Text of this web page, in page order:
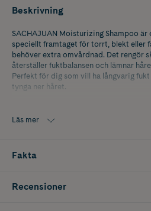
Beskrivning
SACHAJUAN Moisturizing Shampoo
speciellt framtaget för torrt, blekt eller
behöver extra omvårdnad. Det rengör
återställer fuktbalansen och lämnar
Perfekt för dig som vill ha långvarig
tynga ner håret.
arganolja som tillsammans tillför
fukt och omsorg. Veganskt och cruelty
Läs mer
Fakta
Recensioner